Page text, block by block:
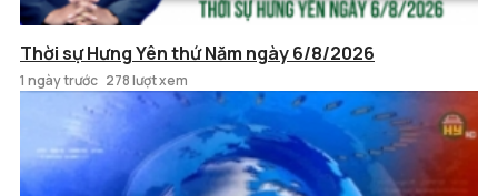
Thời sự Hưng Yên thứ Năm ngày 6/8/2026
1 ngày trước 278 lượt xem